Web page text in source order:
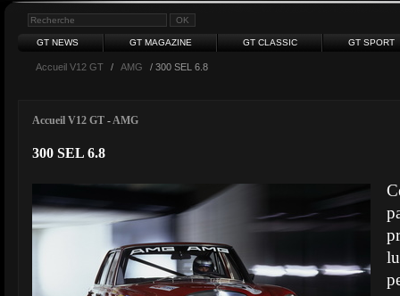
GT NEWS GT MAGAZINE GT CLASSIC GT SPORT
Accueil V12 GT / AMG / 300 SEL 6.8
Accueil V12 GT -AMG
300 SEL 6.8